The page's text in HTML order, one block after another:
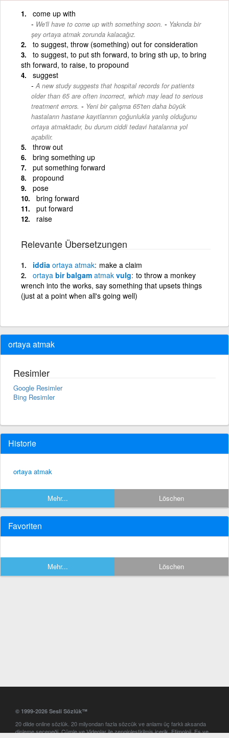
come up with
We'll have to come up with something soon. - Yakında bir
şey ortaya atmak zorunda kalacağız.
to suggest, throw (something) out for consideration
to suggest, to put sth forward, to bring sth up, to bring
sth forward, to raise, to propound
suggest
A new study suggests that hospital records for patients
older than 65 are often incorrect, which may lead to serious
treatment errors. - Yeni bir çalışma 65'ten daha büyük
hastaların hastane kayıtlarının çoğunlukla yanlış olduğunu
ortaya atmaktadır, bu durum ciddi tedavi hatalarına yol
açabilir.
throw out
bring something up
put something forward
propound
pose
bring forward
put forward
raise
Relevante Übersetzungen
iddia ortaya atmak make a claim
ortaya bir balgam atmak vulg to throw a monkey
wrench into the works, say something that upsets things
(just at a point when all's going well)
ortaya atmak
Resimler
Google Resimler
Bing Resimler
Historie
ortaya atmak
Mehr... Löschen
Favoriten
Mehr... Löschen
© 1999-2026 Sesli Sözlük™
20 dilde online sözlük. 20 milyondan fazla sözcük ve anlamı üç farklı aksanda
dinleme seçeneği. Cümle ve Videolar ile zenginleştirilmiş içerik. Etimoloji, Eş ve